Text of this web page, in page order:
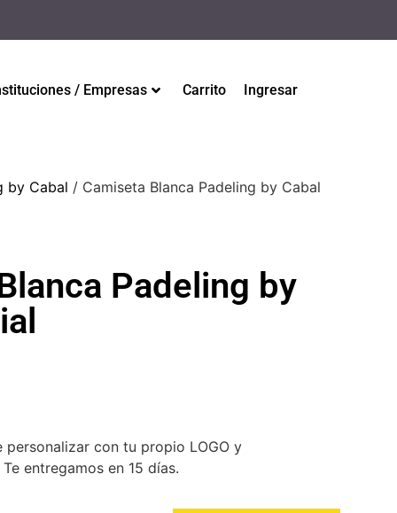
/ Empresas Carrito Ingresar
by Cabal / Camiseta Blanca Padeling by Cabal
Padeling by
personalizar con tu propio LOGO y
entregamos en 15 días.